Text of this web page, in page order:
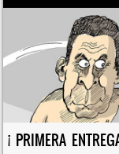
Saltar al contenido
¡ PRIMERA